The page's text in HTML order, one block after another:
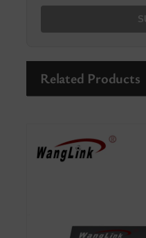
Related Products